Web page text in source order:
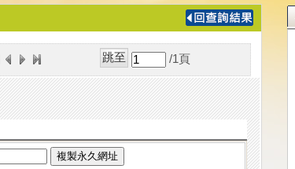
導
/1 頁
複製永久網址